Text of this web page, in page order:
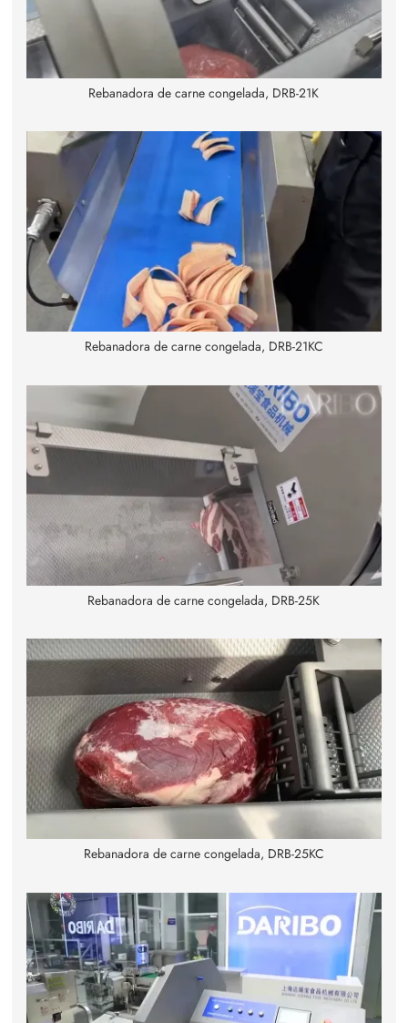
Rebanadora de carne congelada, DRB-21K
Rebanadora de carne congelada, DRB-21KC
Rebanadora de carne congelada, DRB-25K
Rebanadora de carne congelada, DRB-25KC